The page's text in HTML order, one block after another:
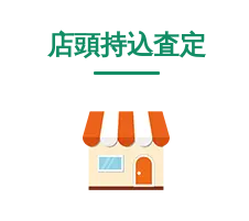
店頭持込査定